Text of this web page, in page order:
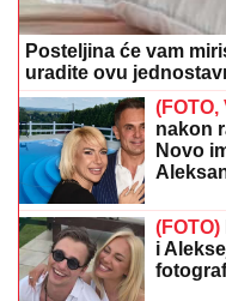
Posteljina će vam
uradite ovu
(FOTO,
nakon
Novo
(FOTO)
i